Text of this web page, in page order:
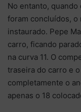
No entanto,
foram concluídos, o
instaurado. Pepe
carro, ficando
na curva 11. O
traseira do carro e
completamente o
apenas o 18